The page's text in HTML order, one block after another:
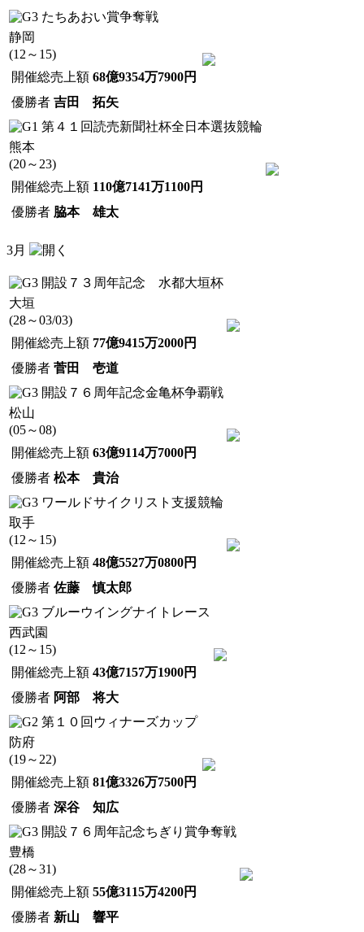
たちあおい賞争奪戦
静岡
(12～15)
開催総売上額 68億9354万7900円
優勝者 吉田 拓矢
第４１回読売新聞社杯全日本選抜競輪
熊本
(20～23)
開催総売上額 110億7141万1100円
優勝者 脇本 雄太
3月
開設７３周年記念 水都大垣杯
大垣
(28～03/03)
開催総売上額 77億9415万2000円
優勝者 菅田 壱道
開設７６周年記念金亀杯争覇戦
松山
(05～08)
開催総売上額 63億9114万7000円
優勝者 松本 貴治
ワールドサイクリスト支援競輪
取手
(12～15)
開催総売上額 48億5527万0800円
優勝者 佐藤 慎太郎
ブルーウイングナイトレース
西武園
(12～15)
開催総売上額 43億7157万1900円
優勝者 阿部 将大
第１０回ウィナーズカップ
防府
(19～22)
開催総売上額 81億3326万7500円
優勝者 深谷 知広
開設７６周年記念ちぎり賞争奪戦
豊橋
(28～31)
開催総売上額 55億3115万4200円
優勝者 新山 響平